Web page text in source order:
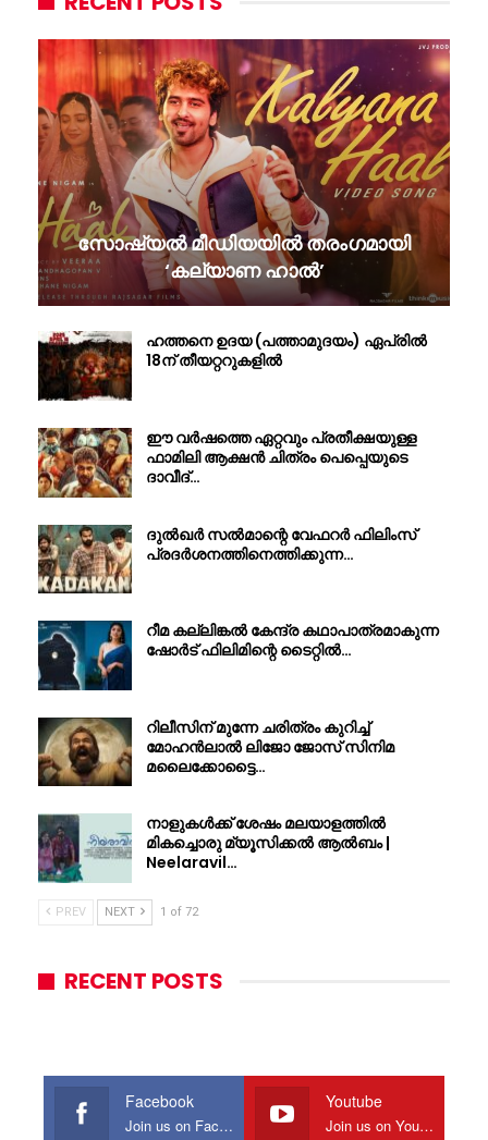
സോഷ്യൽ മീഡിയയിൽ തരംഗമായി
‘കല്യാണ ഹാൽ’
ഹത്തനെ ഉദയ (പത്താമുദയം) ഏപ്രിൽ
18ന് തീയറ്ററുകളിൽ
ഈ വർഷത്തെ ഏറ്റവും പ്രതീക്ഷയുള്ള
ഫാമിലി ആക്ഷൻ ചിത്രം പെപ്പെയുടെ
ദാവീദ്…
ദുൽഖർ സൽമാന്റെ വേഫറർ ഫിലിംസ്
പ്രദർശനത്തിനെത്തിക്കുന്ന…
റീമ കല്ലിങ്കൽ കേന്ദ്ര കഥാപാത്രമാകുന്ന
ഷോർട് ഫിലിമിന്റെ ടൈറ്റിൽ…
റിലീസിന് മുന്നേ ചരിത്രം കുറിച്ച്
മോഹൻലാൽ ലിജോ ജോസ് സിനിമ
മലൈക്കോട്ടൈ…
നാളുകൾക്ക് ശേഷം മലയാളത്തിൽ
മികച്ചൊരു മ്യൂസിക്കൽ ആൽബം |
Neelaravil…
PREV NEXT 1 of 72
RECENT POSTS
Facebook
Join us on Facebook
Youtube
Join us on Youtube